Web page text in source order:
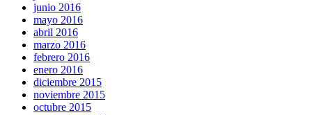
junio 2016
mayo 2016
abril 2016
marzo 2016
febrero 2016
enero 2016
diciembre 2015
noviembre 2015
octubre 2015